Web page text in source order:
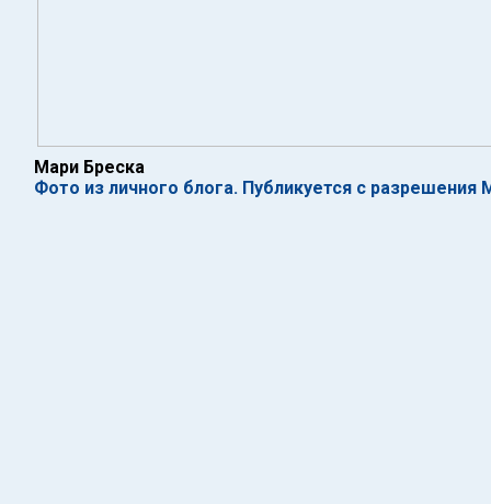
Мари Бреска
Фото из личного блога. Публикуется с разрешения